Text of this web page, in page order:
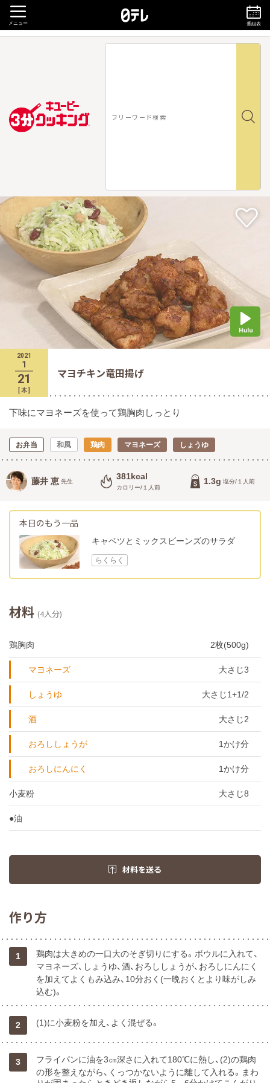
メニュー 番組表
2021
1
21
木
マヨチキン竜田揚げ
下味にマヨネーズを使って鶏胸肉しっとり
お弁当 和風 鶏肉 マヨネーズ しょうゆ
藤井 恵 先生 381kcal
カロリー/１人前
1.3g 塩分/１人前
本日のもう一品
キャベツとミックスビーンズのサラダ
らくらく
材料 (4人分)
鶏胸肉 2枚(500g)
マヨネーズ 大さじ3
しょうゆ 大さじ1+1/2
酒 大さじ2
おろししょうが 1かけ分
おろしにんにく 1かけ分
小麦粉 大さじ8
●油
材料を送る
作り方
1
鶏肉は大きめの一口大のそぎ切りにする。ボウルに入れて、
マヨネーズ、しょうゆ、酒、おろししょうが、おろしにんにく
を加えてよくもみ込み、10分おく(一晩おくとより味がしみ
込む)。
2 (1)に小麦粉を加え、よく混ぜる。
3
フライパンに油を3㎝深さに入れて180℃に熱し、(2)の鶏肉
の形を整えながら、くっつかないように離して入れる。まわ